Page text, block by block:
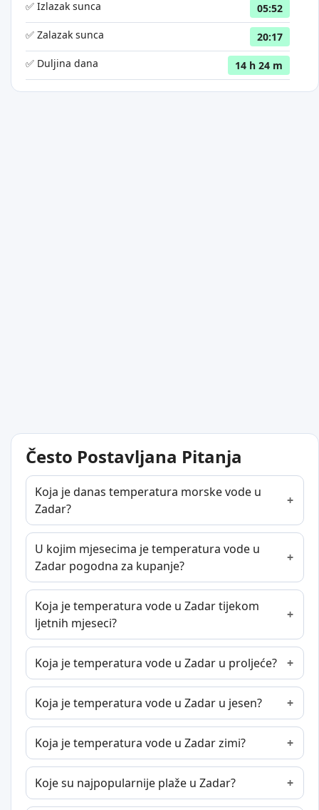
✅ Izlazak sunca
05:52
✅ Zalazak sunca
20:17
✅ Duljina dana
14 h 24 m
Često Postavljana Pitanja
Koja je danas temperatura morske vode u
Zadar?
U kojim mjesecima je temperatura vode u
Zadar pogodna za kupanje?
Koja je temperatura vode u Zadar tijekom
ljetnih mjeseci?
Koja je temperatura vode u Zadar u proljeće?
Koja je temperatura vode u Zadar u jesen?
Koja je temperatura vode u Zadar zimi?
Koje su najpopularnije plaže u Zadar?